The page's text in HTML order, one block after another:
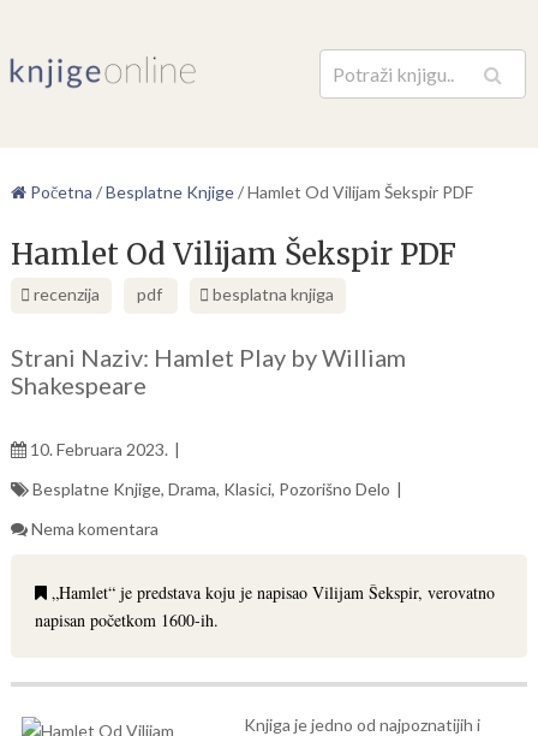
Pretraga
Početna /Besplatne Knjige/Hamlet Od Vilijam Šekspir PDF
Hamlet Od Vilijam Šekspir PDF
recenzija pdf besplatna knjiga
Strani Naziv: Hamlet Play by William
Shakespeare
10. Februara 2023.
Besplatne Knjige, Drama, Klasici, Pozorišno Delo
Nema komentara
„Hamlet“ je predstava koju je napisao Vilijam Šekspir, verovatno
napisan početkom 1600-ih.
Knjiga je jedno od najpoznatijih i